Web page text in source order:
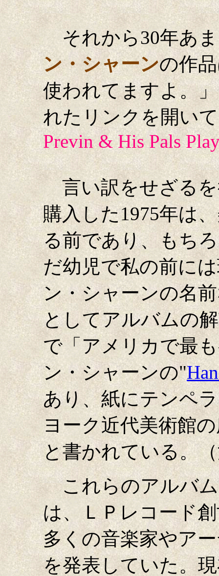
それから30年あま
ン・シャーンの作
使われてますよ。
れたリンクを開い
Previn & His Pals
言い訳をせざる
購入した1975年は
る前であり、もち
だ幼児で私の前に
ン・シャーンの名
としてアルバムの
で「アメリカで最
ン・シャーンの"
あり、紙にテンペ
ヨーク近代美術館
と書かれている。
これらのアルバム
は、ＬＰレコード
多くの音楽家やア
を発表していた。